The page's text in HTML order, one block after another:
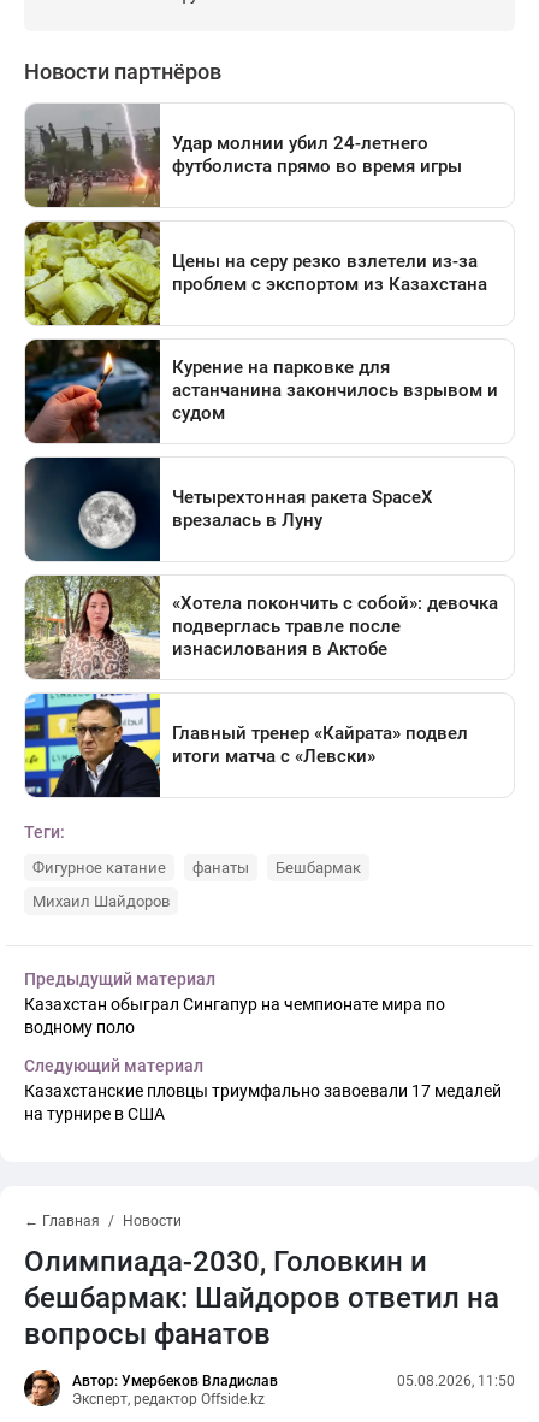
Теги:
Фигурное катание фанаты
Бешбармак
Михаил Шайдоров
Предыдущий материал
Казахстан обыграл Сингапур на чемпионате мира по
водному поло
Следующий материал
Казахстанские пловцы триумфально завоевали 17 медалей
на турнире в США
← Главная Новости
Олимпиада-2030, Головкин и
бешбармак: Шайдоров ответил на
вопросы фанатов
Автор: Умербеков Владислав
Эксперт, редактор Offside.kz
05.08.2026, 11:50